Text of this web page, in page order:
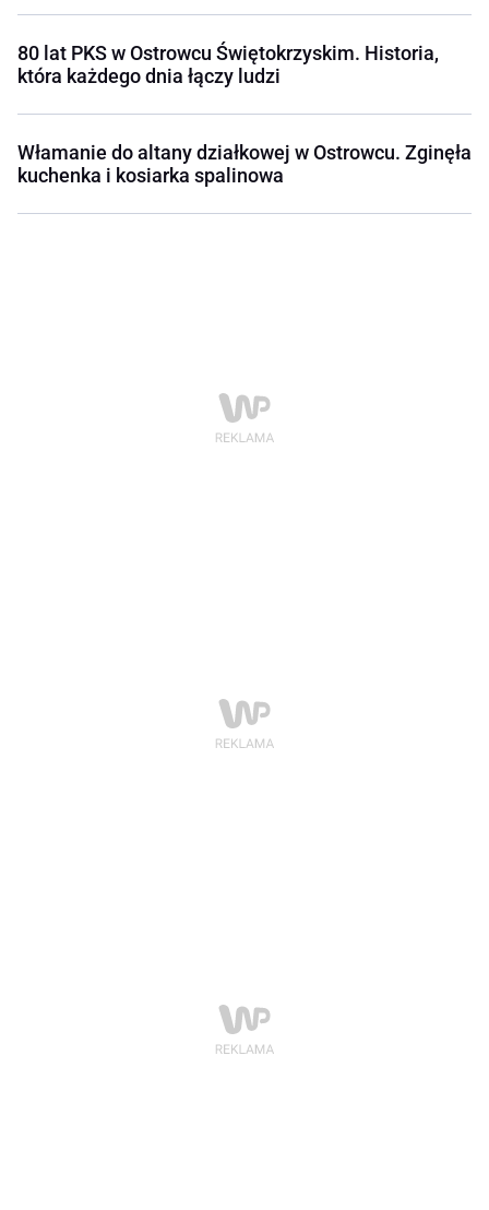
80 lat PKS w Ostrowcu Świętokrzyskim. Historia,
która każdego dnia łączy ludzi
Włamanie do altany działkowej w Ostrowcu. Zginęła
kuchenka i kosiarka spalinowa